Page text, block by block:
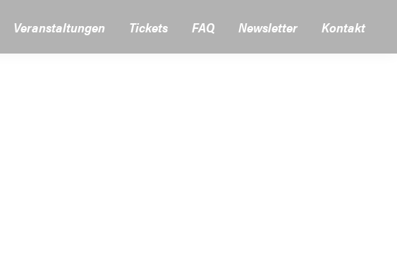
Veranstaltungen Tickets FAQ Newsletter Kontakt